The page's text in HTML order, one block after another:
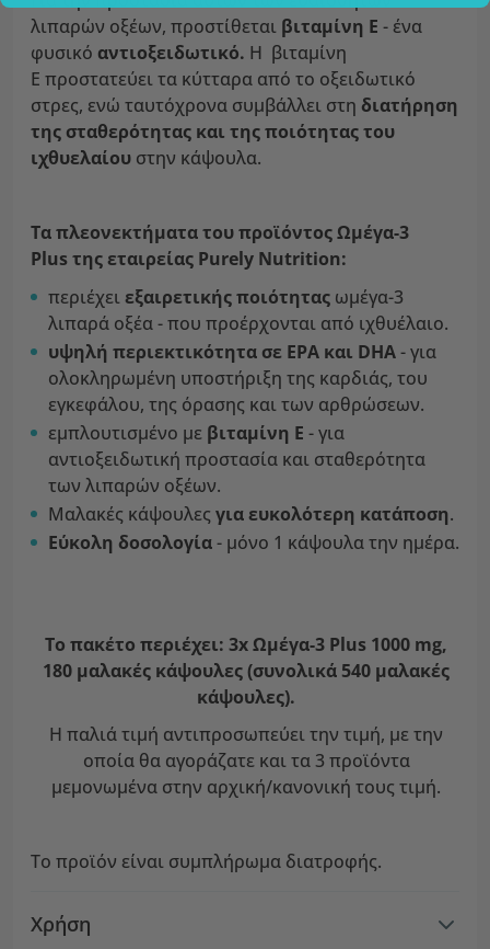
λιπαρών οξέων, προστίθεται βιταμίνη Ε - ένα
φυσικό αντιοξειδωτικό. Η βιταμίνη
Ε προστατεύει τα κύτταρα από το οξειδωτικό
στρες, ενώ ταυτόχρονα συμβάλλει στη διατήρηση
της σταθερότητας και της ποιότητας του
ιχθυελαίου στην κάψουλα.
Τα πλεονεκτήματα του προϊόντος Ωμέγα-3
Plus της εταιρείας Purely Nutrition:
περιέχειεξαιρετικής ποιότητας ωμέγα-3
λιπαρά οξέα - που προέρχονται από ιχθυέλαιο.
υψηλή περιεκτικότητα σε EPA και DHA- για
ολοκληρωμένη υποστήριξη της καρδιάς, του
εγκεφάλου, της όρασης και των αρθρώσεων.
εμπλουτισμένο με βιταμίνη Ε - για
αντιοξειδωτική προστασία και σταθερότητα
των λιπαρών οξέων.
Μαλακές κάψουλες για ευκολότερη κατάποση.
Εύκολη δοσολογία- μόνο 1 κάψουλα την ημέρα.
Το πακέτο περιέχει: 3x Ωμέγα-3 Plus 1000 mg,
180 μαλακές κάψουλες (συνολικά 540 μαλακές
κάψουλες).
Η παλιά τιμή αντιπροσωπεύει την τιμή, με την
οποία θα αγοράζατε και τα 3 προϊόντα
μεμονωμένα στην αρχική/κανονική τους τιμή.
Το προϊόν είναι συμπλήρωμα διατροφής.
Χρήση